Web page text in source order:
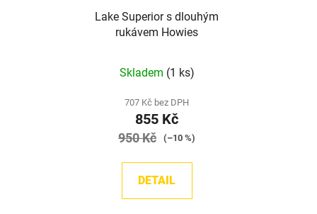
Lake Superior s dlouhým
rukávem Howies
hodnocení
produktu
je
5,0
5
Skladem (1 ks)
707 Kč bez DPH
855 Kč
950 Kč (–10 %)
DETAIL